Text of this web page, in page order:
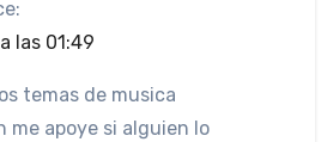
las 01:49
temas de musica
me apoye si alguien lo